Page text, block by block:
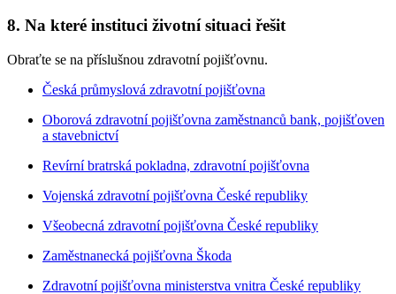
8. Na které instituci životní situaci řešit
Obraťte se na příslušnou zdravotní pojišťovnu.
Česká průmyslová zdravotní pojišťovna
Oborová zdravotní pojišťovna zaměstnanců bank, pojišťoven
a stavebnictví
Revírní bratrská pokladna, zdravotní pojišťovna
Vojenská zdravotní pojišťovna České republiky
Všeobecná zdravotní pojišťovna České republiky
Zaměstnanecká pojišťovna Škoda
Zdravotní pojišťovna ministerstva vnitra České republiky